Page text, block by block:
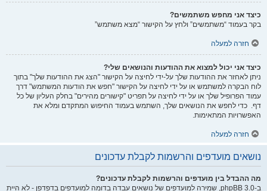
כיצד אני מחפש משתמשים?
בקר בעמוד “משתמשים” ולחץ על הקישור “מצא משתמש”
חזרה למעלה
כיצד אני יכול למצוא את ההודעות והנושאים שלי?
ניתן לאחזר את ההודעות שלך על-ידי לחיצה על הקישור "הצג את ההודעות שלך" בתוך
לוח הבקרה למשתמש או על ידי לחיצה על הקישור "חפש את הודעות המשתמש" דרך
עמוד הפרופיל שלך או על ידי לחיצה על תפריט "קישורים מהירים" בחלק העליון של כל
דף. כדי לחפש את הנושאים שלך, השתמש בעמוד החיפוש המתקדם ומלא את
האפשרויות המתאימות.
חזרה למעלה
נושאים מועדפים והרשמות לקבלת עדכונים
מה ההבדל בין מועדפים והרשמות לקבלת עדכונים?
ב-phpBB 3.0, שמירה למועדפים של נושאים עבדה בדומה למועדפים בדפדפן - לא היית